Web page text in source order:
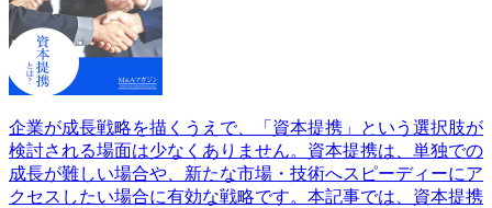
企業が成長戦略を描くうえで、「資本提携」という選択肢が
検討される場面は少なくありません。資本提携は、単独での
成長が難しい場合や、新たな市場・技術へスピーディーにア
クセスしたい場合に有効な戦略です。本記事では、資本提携